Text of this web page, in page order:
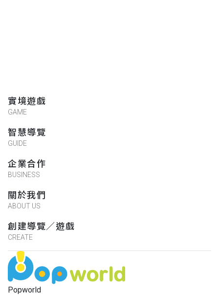
Popworld
實境遊戲
GAME
智慧導覽
GUIDE
企業合作
BUSINESS
關於我們
ABOUT US
創建導覽／遊戲
CREATE